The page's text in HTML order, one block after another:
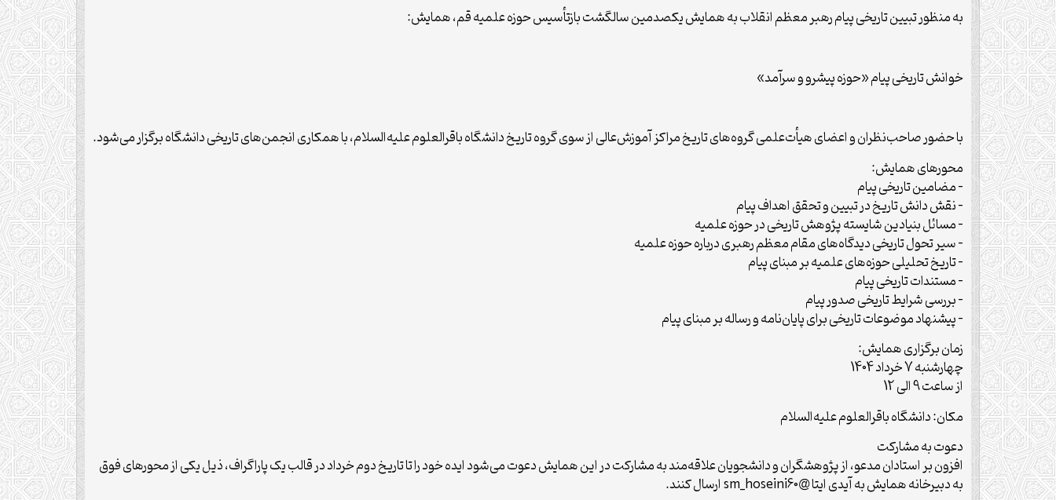
به منظور تبیین تاریخی پیام رهبر معظم انقلاب به همایش یکصدمین سالگشت بازتأسیس حوزه علمیه قم، همایش:
خوانش تاریخی پیام «حوزه پیشرو و سرآمد»
با حضور صاحب‌نظران و اعضای هیأت‌علمی گروه‌های تاریخ مراکز آموزش‌عالی از سوی گروه تاریخ دانشگاه باقرالعلوم علیه‌السلام، با همکاری انجمن‌های تاریخی دانشگاه برگزار می‌شود.
محورهای همایش:
– مضامین تاریخی پیام
– نقش دانش تاریخ در تبیین و تحقق اهداف پیام
– مسائل بنیادین شایسته پژوهش تاریخی در حوزه علمیه
– سیر تحول تاریخی دیدگاه‌های مقام معظم رهبری درباره حوزه علمیه
– تاریخ تحلیلی حوزه‌های علمیه بر مبنای پیام
– مستندات تاریخی پیام
– بررسی شرایط تاریخی صدور پیام
– پیشنهاد موضوعات تاریخی برای پایان‌نامه و رساله بر مبنای پیام
زمان برگزاری همایش:
چهارشنبه 7 خرداد 1404
از ساعت 9 الی 12
مکان: دانشگاه باقرالعلوم علیه‌السلام
دعوت به مشارکت
افزون بر استادان مدعو، از پژوهشگران و دانشجویان علاقه‌مند به مشارکت در این همایش دعوت می‌شود ایده خود را تا تاریخ دوم خرداد در قالب یک پاراگراف، ذیل یکی از محورهای فوق
به دبیرخانه همایش به آیدی ایتا @sm_hoseini60 ارسال کنند.